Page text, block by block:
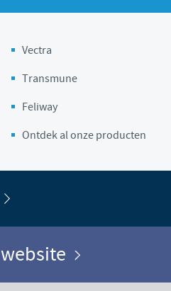
Vectra
Transmune
Feliway
Ontdek al onze producten